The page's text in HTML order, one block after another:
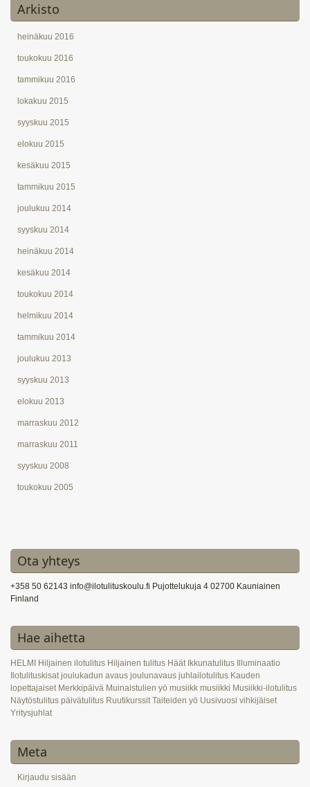
Arkisto
heinäkuu 2016
toukokuu 2016
tammikuu 2016
lokakuu 2015
syyskuu 2015
elokuu 2015
kesäkuu 2015
tammikuu 2015
joulukuu 2014
syyskuu 2014
heinäkuu 2014
kesäkuu 2014
toukokuu 2014
helmikuu 2014
tammikuu 2014
joulukuu 2013
syyskuu 2013
elokuu 2013
marraskuu 2012
marraskuu 2011
syyskuu 2008
toukokuu 2005
Ota yhteys
+358 50 62143 info@ilotulituskoulu.fi Pujottelukuja 4 02700 Kauniainen
Finland
Hae aihetta
HELMI Hiljainen ilotulitus Hiljainen tulitus Häät Ikkunatulitus
Illuminaatio
Ilotulituskisat joulukadun avaus joulunavaus juhlailotulitus Kauden
lopettajaiset Merkkipäivä Muinaistulien yö musiikk musiikki Musiikki-ilotulitus
Näytöstulitus päivätulitus Ruutikurssit Taiteiden yö Uusivuosi vihkijäiset
Yritysjuhlat
Meta
Kirjaudu sisään